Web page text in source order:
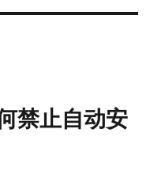
禁止自动安